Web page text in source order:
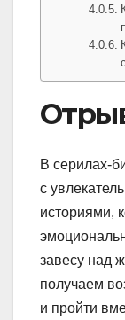
В серилах-
с
историями,
завесу над
получаем
и пройти